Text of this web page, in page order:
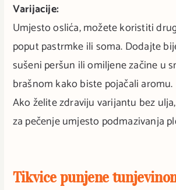
Varijacije:
Umjesto oslića, možete koristiti
poput pastrmke ili soma. Dodajte
sušeni peršun ili omiljene začine u
brašnom kako biste pojačali aromu.
Ako želite zdraviju varijantu bez
za pečenje umjesto podmazivanja
Tikvice punjene